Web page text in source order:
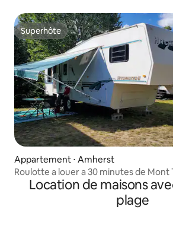
Superhôte
Superhôte
Appartement ⋅ Amherst
Roulotte a louer a 30 minutes de Mont
Location de maisons
plage